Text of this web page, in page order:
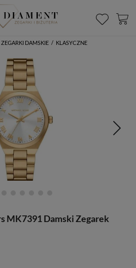
ZEGARKI DAMSKIE / KLASYCZNE
MK7391 Damski Zegarek